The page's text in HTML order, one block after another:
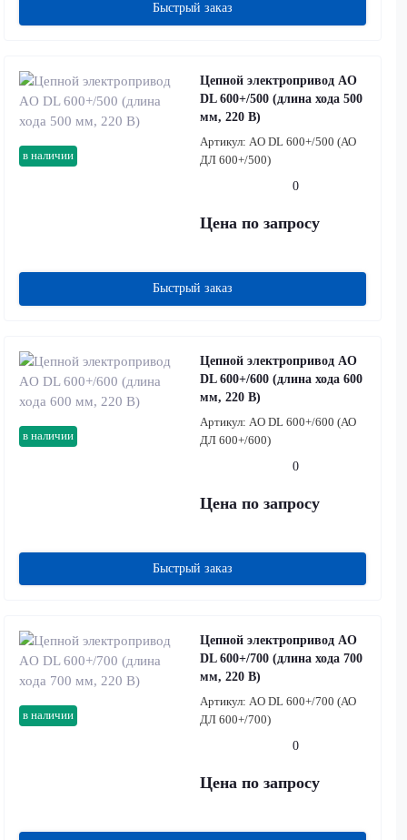
Быстрый заказ
в наличии
Цепной электропривод AO
DL 600+/500 (длина хода 500
мм, 220 В)
Артикул: AO DL 600+/500 (АО
ДЛ 600+/500)
0
Цена по запросу
Быстрый заказ
в наличии
Цепной электропривод AO
DL 600+/600 (длина хода 600
мм, 220 В)
Артикул: AO DL 600+/600 (АО
ДЛ 600+/600)
0
Цена по запросу
Быстрый заказ
в наличии
Цепной электропривод AO
DL 600+/700 (длина хода 700
мм, 220 В)
Артикул: AO DL 600+/700 (АО
ДЛ 600+/700)
0
Цена по запросу